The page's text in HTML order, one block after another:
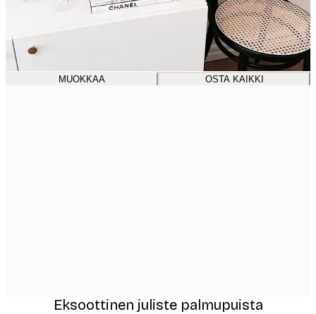
MUOKKAA OSTA KAIKKI
Eksoottinen juliste palmupuista